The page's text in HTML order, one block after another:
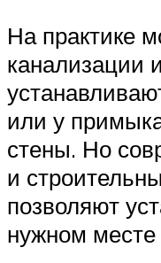
На практике
канализации
или у
стены. Но
и
позволяют
нужном месте